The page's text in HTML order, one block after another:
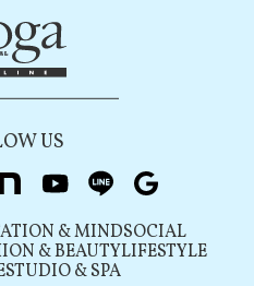
US
）
note youtubeline
& MINDSOCIAL
& BEAUTYLIFESTYLE
STUDIO & SPA